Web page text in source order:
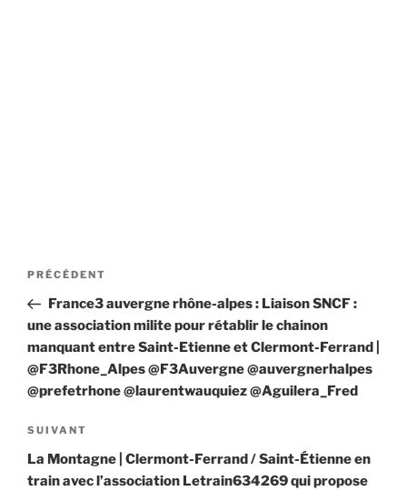
Navigation
l’article
Article
précédent
PRÉCÉDENT
France3 auvergne rhône-alpes : Liaison SNCF :
une association milite pour rétablir le chainon
manquant entre Saint-Etienne et Clermont-Ferrand |
@F3Rhone_Alpes @F3Auvergne @auvergnerhalpes
@prefetrhone @laurentwauquiez @Aguilera_Fred
Article
suivant
SUIVANT
La Montagne | Clermont-Ferrand / Saint-Étienne en
train avec l’association Letrain634269 qui propose